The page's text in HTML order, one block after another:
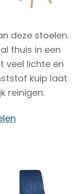
deze stoelen.
thuis in een
veel lichte en
kuip laat
reinigen.